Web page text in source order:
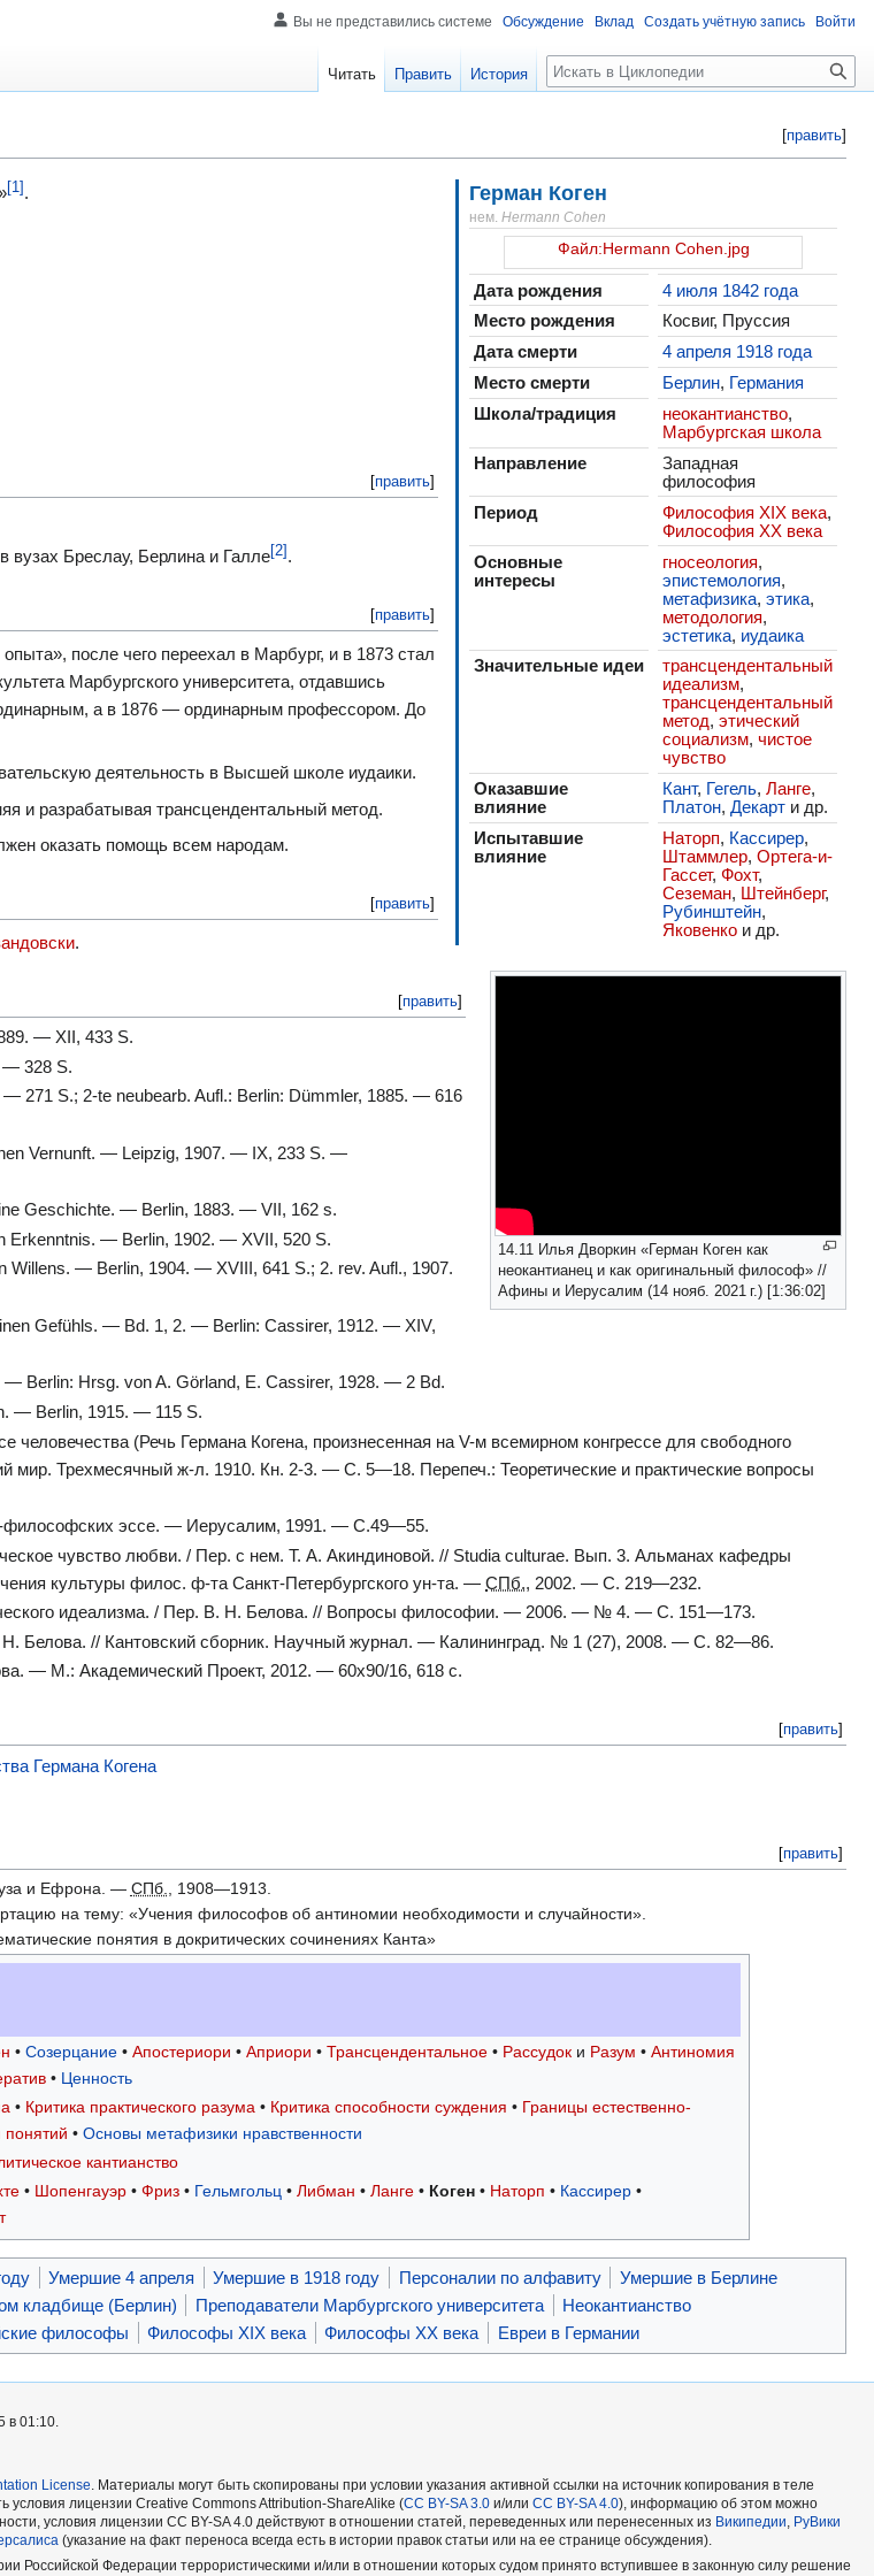
[править]
Герман Коген
нем. Hermann Cohen
Файл:Hermann Cohen.jpg
Дата рождения 4 июля 1842 года
Место рождения
Косвиг, Пруссия
Дата смерти
4 апреля 1918 года
Место смерти
Берлин, Германия
Школа/традиция
неокантианство,
Марбургская школа
Направление
Западная
философия
Период
Философия XIX века,
Философия XX века
Основные
интересы
гносеология,
эпистемология,
метафизика,этика,
методология,
эстетика, иудаика
Значительные идеи
трансцендентальный
идеализм,
трансцендентальный
метод,этический
социализм,чистое
чувство
Оказавшие
влияние
Кант, Гегель,Ланге,
Платон,Декарт и др.
Испытавшие
влияние
Наторп, Кассирер,
Штаммлер,Ортега-и-
Гассет,Фохт,
Сеземан, Штейнберг,
Рубинштейн,
Яковенко и др.
14.11 Илья Дворкин «Герман Коген как
неокантианец и как оригинальный философ» //
Афины и Иерусалим (14 нояб. 2021 г.) [1:36:02]
[1] .
[править]
вузах Бреслау, Берлина и Галле [2] .
[править]
после чего переехал в Марбург, и в 1873 стал
Марбургского университета, отдавшись
а в 1876 — ординарным профессором. До
деятельность в Высшей школе иудаики.
и разрабатывая трансцендентальный метод.
оказать помощь всем народам.
[править]
.
[править]
— XII, 433 S.
— 328 S.
271 S.; 2-te neubearb. Aufl.: Berlin: Dümmler, 1885. — 616
Vernunft. — Leipzig, 1907. — IX, 233 S. —
Geschichte. — Berlin, 1883. — VII, 162 s.
Erkenntnis. — Berlin, 1902. — XVII, 520 S.
Willens. — Berlin, 1904. — XVIII, 641 S.; 2. rev. Aufl., 1907.
Gefühls. — Bd. 1, 2. — Berlin: Cassirer, 1912. — XIV,
Berlin: Hrsg. von A. Görland, E. Cassirer, 1928. — 2 Bd.
— Berlin, 1915. — 115 S.
человечества (Речь Германа Когена, произнесенная на V-м всемирном конгрессе для свободного
мир. Трехмесячный ж-л. 1910. Кн. 2-3. — С. 5—18. Перепеч.: Теоретические и практические вопросы
философских эссе. — Иерусалим, 1991. — С.49—55.
чувство любви. / Пер. с нем. Т. А. Акиндиновой. // Studia culturae. Вып. 3. Альманах кафедры
культуры филос. ф-та Санкт-Петербургского ун-та. —СПб., 2002. — С. 219—232.
идеализма. / Пер. В. Н. Белова. // Вопросы философии. — 2006. — № 4. — С. 151—173.
Белова. // Кантовский сборник. Научный журнал. — Калининград. № 1 (27), 2008. — С. 82—86.
— М.: Академический Проект, 2012. — 60х90/16, 618 с.
[править]
Германа Когена
[править]
и Ефрона. — СПб.
, 1908—1913.
на тему: «Учения философов об антиномии необходимости и случайности».
понятия в докритических сочинениях Канта»
• Созерцание • Апостериори • Априори • Трансцендентальное • Рассудок и Разум • Антиномия
• Ценность
• Критика практического разума • Критика способности суждения • Границы естественно-
понятий • Основы метафизики нравственности
кантианство
• Шопенгауэр • Фриз • Гельмгольц • Либман • Ланге • Коген • Наторп • Кассирер •
Умершие 4 апреля Умершие в 1918 году Персоналии по алфавиту
Умершие в Берлине
кладбище (Берлин) Преподаватели Марбургского университета
Неокантианство
философы Философы XIX века Философы XX века Евреи в Германии
Вы не представились системе Обсуждение Вклад Создать учётную запись Войти
Читать Править История Поиск
в 01:10.
License . Материалы могут быть скопированы при условии указания активной ссылки на источник копирования в теле
условия лицензии Creative Commons Attribution-ShareAlike (CC BY-SA 3.0 и/или CC BY-SA 4.0), информацию об этом можно
условия лицензии CC BY-SA 4.0 действуют в отношении статей, переведенных или перенесенных из Википедии РуВики
(указание на факт переноса всегда есть в истории правок статьи или на ее странице обсуждения).
Российской Федерации террористическими и/или в отношении которых судом принято вступившее в законную силу решение